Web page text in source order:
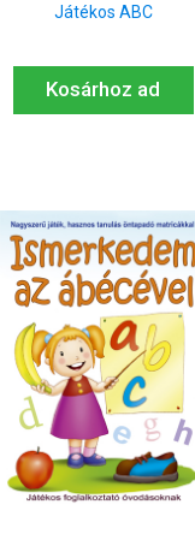
Játékos ABC
Kosárhoz ad